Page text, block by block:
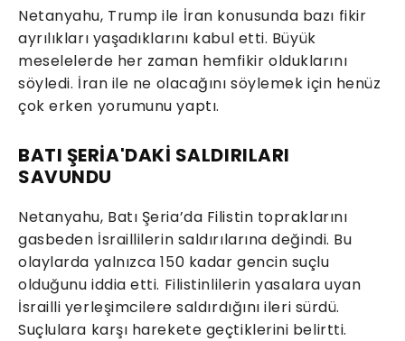
Netanyahu, Trump ile İran konusunda bazı fikir
ayrılıkları yaşadıklarını kabul etti. Büyük
meselelerde her zaman hemfikir olduklarını
söyledi. İran ile ne olacağını söylemek için henüz
çok erken yorumunu yaptı.
BATI ŞERİA'DAKİ SALDIRILARI
SAVUNDU
Netanyahu, Batı Şeria’da Filistin topraklarını
gasbeden İsraillilerin saldırılarına değindi. Bu
olaylarda yalnızca 150 kadar gencin suçlu
olduğunu iddia etti. Filistinlilerin yasalara uyan
İsrailli yerleşimcilere saldırdığını ileri sürdü.
Suçlulara karşı harekete geçtiklerini belirtti.